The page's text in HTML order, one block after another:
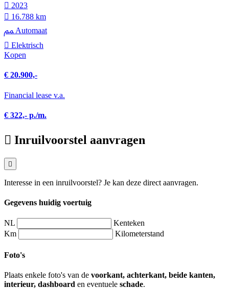
2023
16.788 km
Automaat
Elektrisch
Kopen
€ 20.900,-
Financial lease v.a.
€ 322,- p./m.
Inruilvoorstel aanvragen
Interesse in een inruilvoorstel? Je kan deze direct aanvragen.
Gegevens huidig voertuig
NL
Kenteken
Km
Kilometerstand
Foto's
Plaats enkele foto's van de voorkant, achterkant, beide kanten,
interieur, dashboard en eventuele schade.